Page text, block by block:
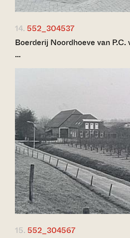
14. 552_304537
Boerderij Noordhoeve van
…
15. 552_304567